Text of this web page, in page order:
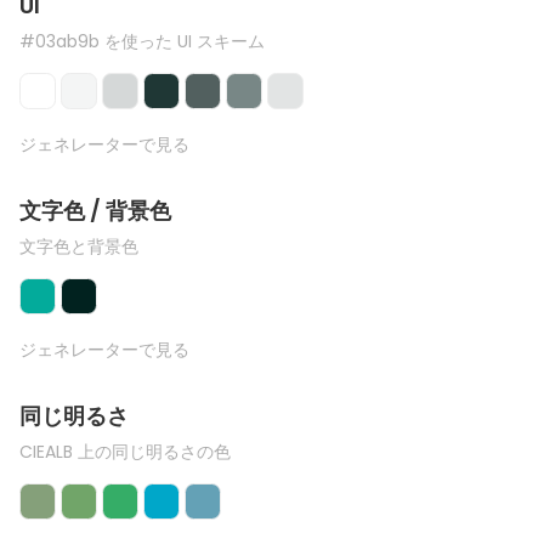
#03ab9b を使った UI スキーム
ジェネレーターで見る
文字色 / 背景色
文字色と背景色
ジェネレーターで見る
同じ明るさ
CIEALB 上の同じ明るさの色